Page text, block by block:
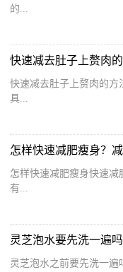
的...
快速减去肚子上赘肉的方
具...
怎样快速减肥瘦身？
怎样快速减肥瘦身快速
有...
灵芝泡水要先洗一遍
灵芝泡水之前要先洗一